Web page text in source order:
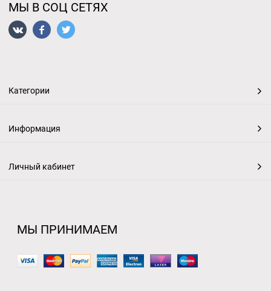
МЫ В СОЦ СЕТЯХ
Категории
Информация
Личный кабинет
МЫ ПРИНИМАЕМ